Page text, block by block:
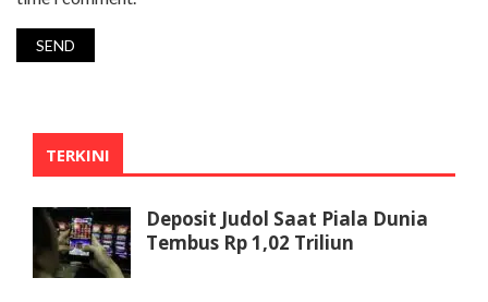
TERKINI
Deposit Judol Saat Piala Dunia
Tembus Rp 1,02 Triliun